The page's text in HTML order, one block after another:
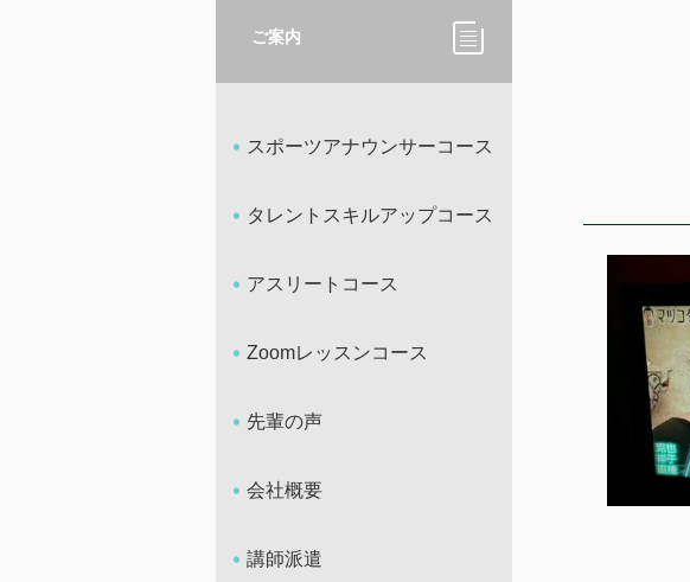
ご案内
スポーツアナウンサーコース
タレントスキルアップコース
アスリートコース
Zoomレッスンコース
先輩の声
会社概要
講師派遣